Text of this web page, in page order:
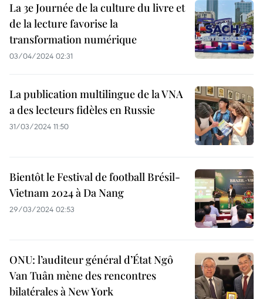
La 3e Journée de la culture du livre et
de la lecture favorise la
transformation numérique
03/04/2024 02:31
La publication multilingue de la VNA
a des lecteurs fidèles en Russie
31/03/2024 11:50
Bientôt le Festival de football Brésil-
Vietnam 2024 à Da Nang
29/03/2024 02:53
ONU: l’auditeur général d’État Ngô
Van Tuân mène des rencontres
bilatérales à New York